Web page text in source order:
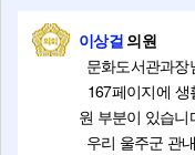
이상걸의원
문화도서관과장
167페이지에
원 부분이 있습
우리 울주군 관